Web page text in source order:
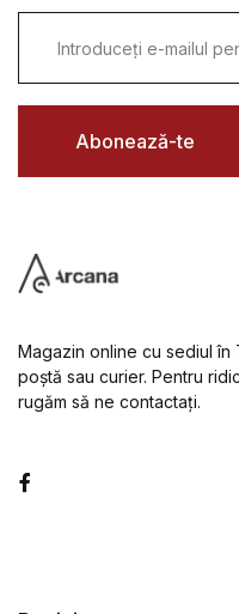
i
l
Abonează-te
Magazin online cu sediul în
poștă sau curier. Pentru
rugăm să ne contactați.